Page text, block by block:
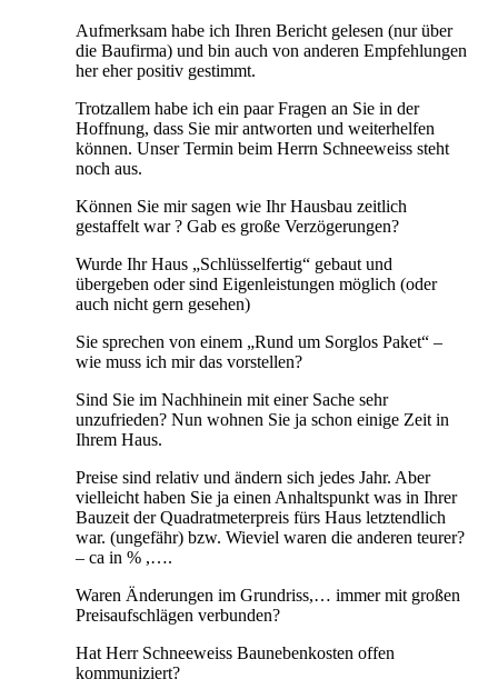
Aufmerksam habe ich Ihren Bericht gelesen (nur über
die Baufirma) und bin auch von anderen Empfehlungen
her eher positiv gestimmt.
Trotzallem habe ich ein paar Fragen an Sie in der
Hoffnung, dass Sie mir antworten und weiterhelfen
können. Unser Termin beim Herrn Schneeweiss steht
noch aus.
Können Sie mir sagen wie Ihr Hausbau zeitlich
gestaffelt war ? Gab es große Verzögerungen?
Wurde Ihr Haus „Schlüsselfertig“ gebaut und
übergeben oder sind Eigenleistungen möglich (oder
auch nicht gern gesehen)
Sie sprechen von einem „Rund um Sorglos Paket“ –
wie muss ich mir das vorstellen?
Sind Sie im Nachhinein mit einer Sache sehr
unzufrieden? Nun wohnen Sie ja schon einige Zeit in
Ihrem Haus.
Preise sind relativ und ändern sich jedes Jahr. Aber
vielleicht haben Sie ja einen Anhaltspunkt was in Ihrer
Bauzeit der Quadratmeterpreis fürs Haus letztendlich
war. (ungefähr) bzw. Wieviel waren die anderen teurer?
– ca in % ,….
Waren Änderungen im Grundriss,… immer mit großen
Preisaufschlägen verbunden?
Hat Herr Schneeweiss Baunebenkosten offen
kommuniziert?